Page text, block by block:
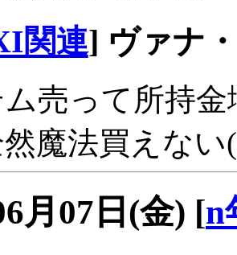
関連] ヴァナ
売って所持
魔法買えな
月07日(金) [n